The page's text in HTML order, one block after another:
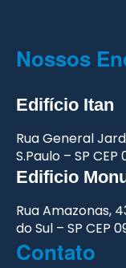
Nossos
Edifício Itan
Rua General
S.Paulo – SP CEP
Edificio
Rua Amazonas,
do Sul – SP CEP
Contato